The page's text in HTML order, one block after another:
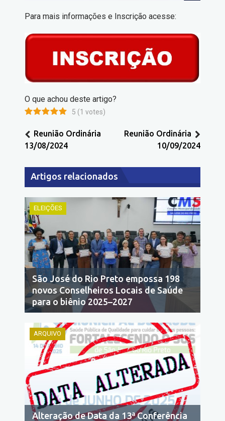
Para mais informações e Inscrição acesse:
O que achou deste artigo?
5 (1 votes)
Reunião Ordinária
13/08/2024
Reunião Ordinária
10/09/2024
Artigos relacionados
ELEIÇÕES
São José do Rio Preto empossa 198
novos Conselheiros Locais de Saúde
para o biênio 2025–2027
ARQUIVO
Alteração de Data da 13ª Conferência